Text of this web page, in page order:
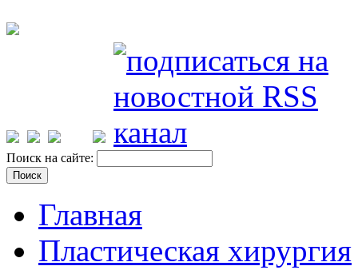
Поиск на сайте:
Главная
Пластическая хирургия